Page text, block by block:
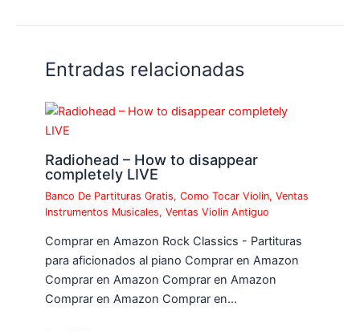
Entradas relacionadas
Radiohead – How to disappear
completely LIVE
Banco De Partituras Gratis,Como Tocar Violin,Ventas
Instrumentos Musicales,Ventas Violin Antiguo
Comprar en Amazon Rock Classics - Partituras
para aficionados al piano Comprar en Amazon
Comprar en Amazon Comprar en Amazon
Comprar en Amazon Comprar en…